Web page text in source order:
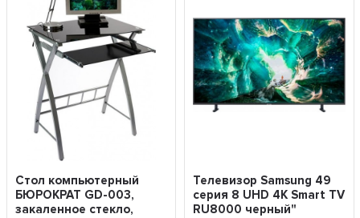
Стол компьютерный
БЮРОКРАТ GD-003,
закаленное стекло,
Телевизор Samsung 49
серия 8 UHD 4K Smart TV
RU8000 черный"